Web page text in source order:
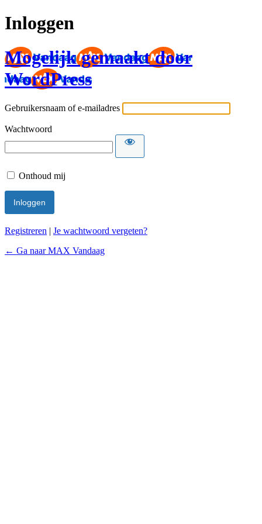
Inloggen
Mogelijk gemaakt door
WordPress
Gebruikersnaam of e-mailadres
Wachtwoord
Onthoud mij
Registreren | Je wachtwoord vergeten?
← Ga naar MAX Vandaag